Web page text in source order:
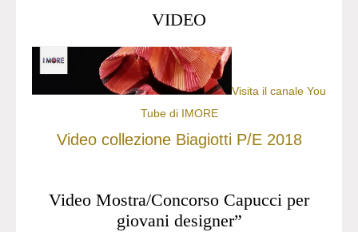
VIDEO
Visita il canale You
Tube di IMORE
Video collezione Biagiotti P/E 2018
Video Mostra/Concorso Capucci per
giovani designer”